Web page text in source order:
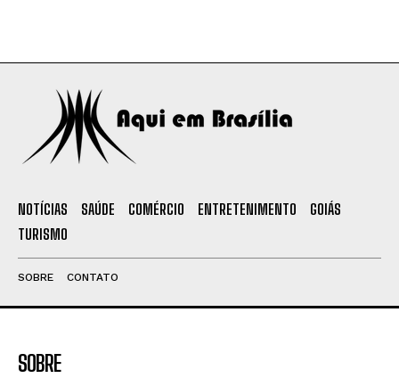
NOTÍCIAS SAÚDE COMÉRCIO ENTRETENIMENTO
GOIÁS
TURISMO
SOBRE CONTATO
SOBRE